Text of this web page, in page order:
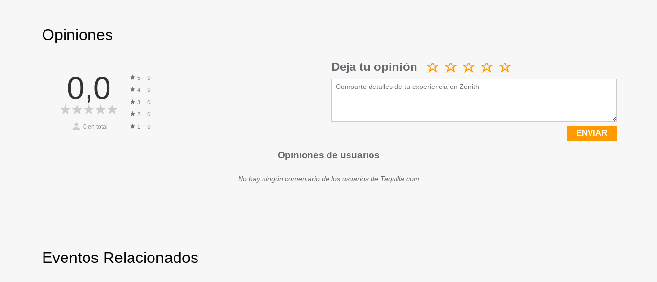
Opiniones
0,0
0 en total
5 0
4 0
3 0
2 0
1 0
Deja tu opinión
ENVIAR
Opiniones de usuarios
No hay ningún comentario de los usuarios de Taquilla.com
Eventos Relacionados